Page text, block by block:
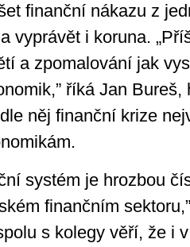
finanční nákazu z
vyprávět i koruna.
a zpomalování jak
říká Jan Bureš,
něj finanční krize
systém je hrozbou
finančním
s kolegy věří, že i